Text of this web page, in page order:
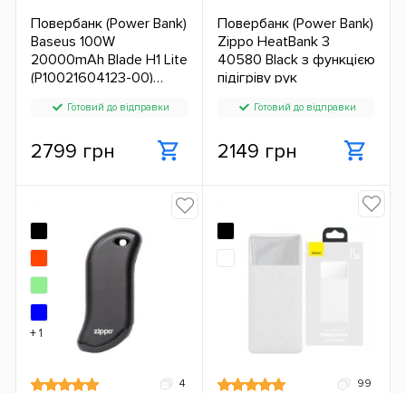
Повербанк (Power Bank)
Baseus 100W
20000mAh Blade H1 Lite
(P10021604123-00)
зарядки ноутбука ЄС
Готовий до відправки
2799 грн
Повербанк (Power Bank)
Zippo HeatBank 3
40580 Black з функцією
підігріву рук
Готовий до відправки
2149 грн
4
+ 1
99